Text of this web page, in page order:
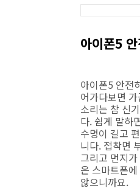
아이폰5
아이폰5 안전
어가다보면
소리는 참 신
다. 쉽게 말하
수명이 길고
니다. 접착면
그리고 먼지
은 스마트폰
않으니까요.